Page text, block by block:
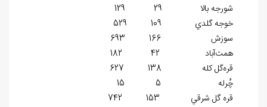
شورجه بالا 29 129
خوجه گلدي 109 529
سوزش 166 693
همت‌آباد 42 182
قره‌گل كله 138 627
چُرله 5 15
قره گل شرقي 153 742